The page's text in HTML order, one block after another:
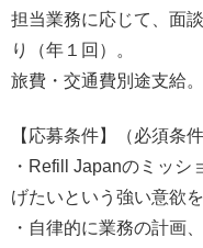
担当業務に応じて、面
り（年１回）。
旅費・交通費別途支給。
【応募条件】（必須条件
・Refill Japanのミッシ
げたいという強い意欲
・自律的に業務の計画